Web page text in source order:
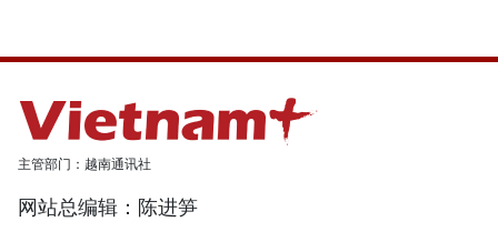
主管部门：越南通讯社
网站总编辑：陈进笋